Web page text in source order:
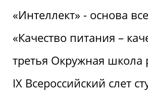
«Интеллект» - основа
«Качество питания –
третья Окружная школа
IХ Всероссийский слет